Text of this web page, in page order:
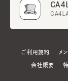
CA4LA
ご利用規約 メ
会社概要